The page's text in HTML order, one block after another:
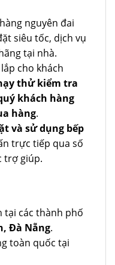
nguyên đai
siêu tốc, dịch vụ
tại nhà.
cho khách
thử kiểm tra
khách hàng
hàng.
và sử dụng bếp
trực tiếp qua số
trợ giúp.
tại các thành phố
Đà Nẵng.
toàn quốc tại